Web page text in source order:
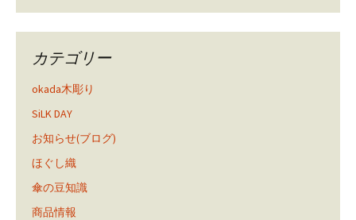
カテゴリー
okada木彫り
SiLK DAY
お知らせ(ブログ)
ほぐし織
傘の豆知識
商品情報